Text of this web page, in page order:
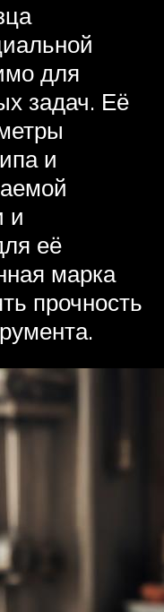
для
задач. Её
и
и
её
марка
прочность